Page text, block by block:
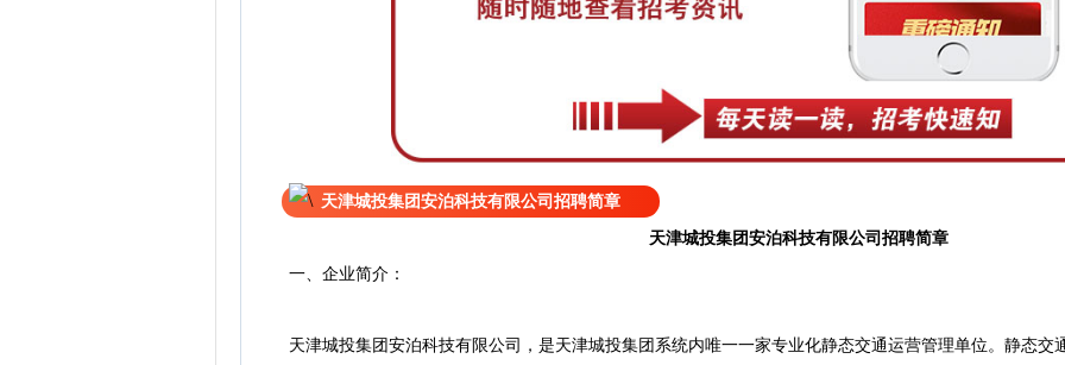
天津城投集团安泊科技有限公司招聘简章
天津城投集团安泊科技有限公司招聘简章
一、企业简介：
天津城投集团安泊科技有限公司，是天津城投集团系统内唯一一家专业化静态交通运营管理单位。静态交